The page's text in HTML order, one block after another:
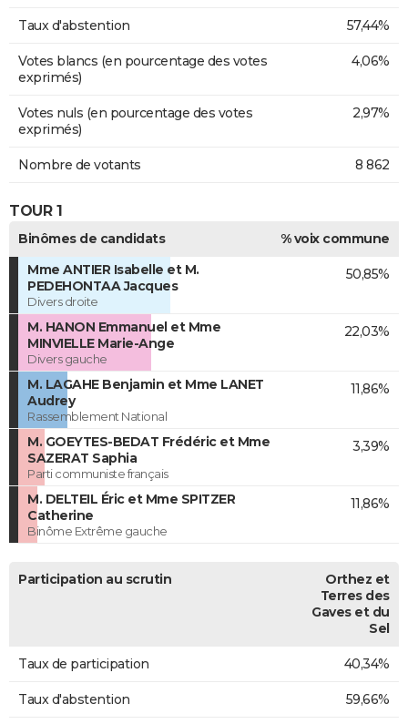
Taux d'abstention 57,44%
Votes blancs (en pourcentage des votes
exprimés)
4,06%
Votes nuls (en pourcentage des votes
exprimés)
2,97%
Nombre de votants 8 862
TOUR 1
Binômes de candidats
% voix commune
Mme ANTIER Isabelle et M.
PEDEHONTAA Jacques
Divers droite
50,85%
M. HANON Emmanuel et Mme
MINVIELLE Marie-Ange
Divers gauche
22,03%
M. LAGAHE Benjamin et Mme LANET
Audrey
Rassemblement National
11,86%
M. GOEYTES-BEDAT Frédéric et Mme
SAZERAT Saphia
Parti communiste français
3,39%
M. DELTEIL Éric et Mme SPITZER
Catherine
Binôme Extrême gauche
11,86%
Participation au scrutin
Orthez et
Terres des
Gaves et du
Sel
Taux de participation 40,34%
Taux d'abstention 59,66%